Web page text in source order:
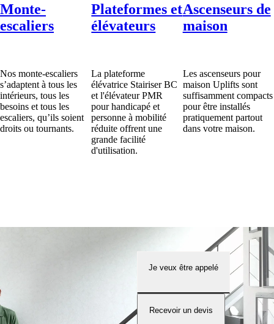
Monte-
escaliers
Nos monte-escaliers
s’adaptent à tous les
intérieurs, tous les
besoins et tous les
escaliers, qu’ils soient
droits ou tournants.
Plateformes et
élévateurs
La plateforme
élévatrice Stairiser BC
et l'élévateur PMR
pour handicapé et
personne à mobilité
réduite offrent une
grande facilité
d'utilisation.
Ascenseurs de
maison
Les ascenseurs pour
maison Uplifts sont
suffisamment compacts
pour être installés
pratiquement partout
dans votre maison.
Je veux être appelé
Recevoir un devis